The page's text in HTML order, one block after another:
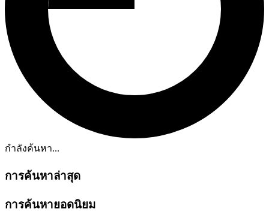
กำลังค้นหา...
การค้นหาล่าสุด
การค้นหายอดนิยม